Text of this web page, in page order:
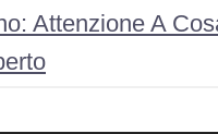
Attenzione A